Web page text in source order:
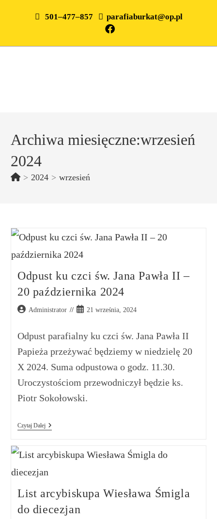
501–477–857 parafiaburkat@op.pl
Archiwa miesięczne:wrzesień
2024
> 2024 > wrzesień
Odpust ku czci św. Jana Pawła II –
20 października 2024
Administrator 21 września, 2024
Odpust parafialny ku czci św. Jana Pawła II
Papieża przeżywać będziemy w niedzielę 20
X 2024. Suma odpustowa o godz. 11.30.
Uroczystościom przewodniczył będzie ks.
Piotr Sokołowski.
Czytaj Dalej
List arcybiskupa Wiesława Śmigla
do diecezjan